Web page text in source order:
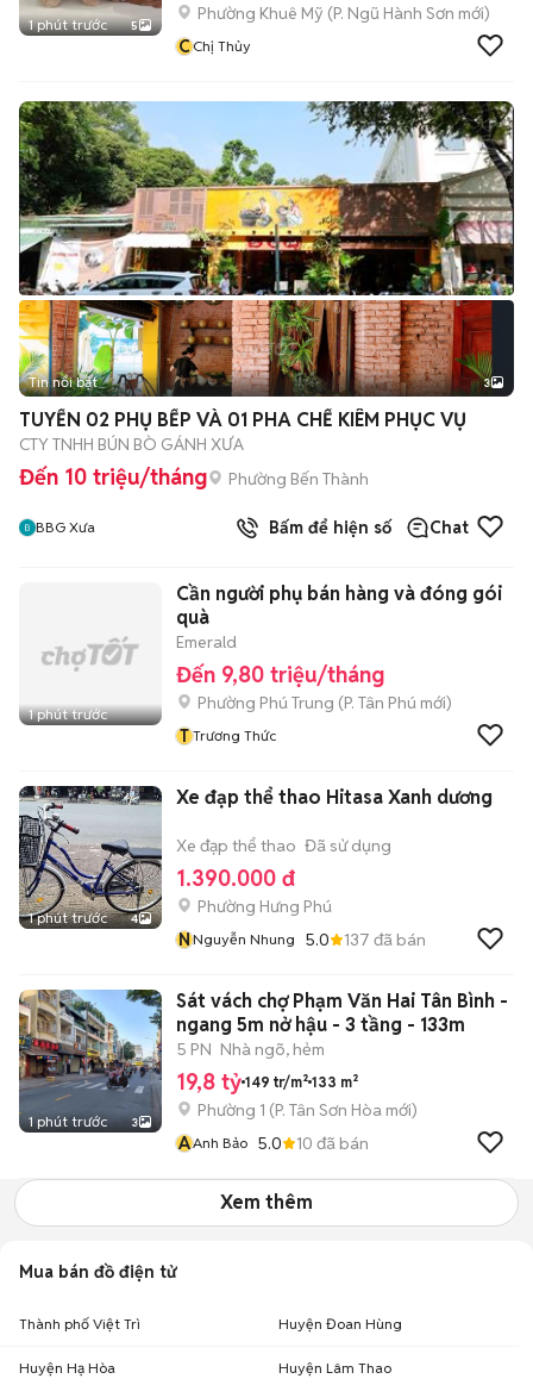
1 phút trước 5
Phường Khuê Mỹ (P. Ngũ Hành Sơn mới)
CChị Thủy
Tin nổi bật 3
TUYỂN 02 PHỤ BẾP VÀ 01 PHA CHẾ KIÊM PHỤC VỤ
CTY TNHH BÚN BÒ GÁNH XƯA
Đến 10 triệu/tháng Phường Bến Thành
BBG Xưa Bấm để hiện số Chat
1 phút trước
Cần người phụ bán hàng và đóng gói
quà
Emerald
Đến 9,80 triệu/tháng
Phường Phú Trung (P. Tân Phú mới)
T Trương Thức
1 phút trước 4
Xe đạp thể thao Hitasa Xanh dương
Xe đạp thể thao Đã sử dụng
1.390.000 đ
Phường Hưng Phú
NNguyễn Nhung 5.0 137 đã bán
1 phút trước 3
Sát vách chợ Phạm Văn Hai Tân Bình -
ngang 5m nở hậu - 3 tầng - 133m
5 PN Nhà ngõ, hẻm
19,8 tỷ 149 tr/m² 133 m²
Phường 1 (P. Tân Sơn Hòa mới)
AAnh Bảo 5.0 10 đã bán
Xem thêm
Mua bán đồ điện tử
Thành phố Việt Trì Huyện Đoan Hùng
Huyện Hạ Hòa Huyện Lâm Thao